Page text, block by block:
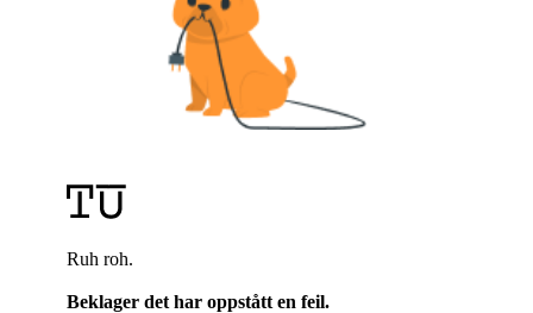
Ruh roh.
Beklager det har oppstått en feil.